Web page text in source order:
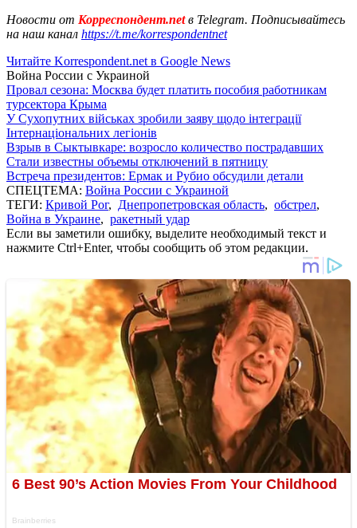
Новости от Корреспондент.netв Telegram. Подписывайтесь
на наш канал https://t.me/korrespondentnet
Читайте Korrespondent.net в Google News
Война России с Украиной
Провал сезона: Москва будет платить пособия работникам
турсектора Крыма
У Сухопутних військах зробили заяву щодо інтеграції
Інтернаціональних легіонів
Взрыв в Сыктывкаре: возросло количество пострадавших
Стали известны объемы отключений в пятницу
Встреча президентов: Ермак и Рубио обсудили детали
СПЕЦТЕМА: Война России с Украиной
ТЕГИ: Кривой Рог, Днепропетровская область, обстрел,
Война в Украине, ракетный удар
Если вы заметили ошибку, выделите необходимый текст и
нажмите Ctrl+Enter, чтобы сообщить об этом редакции.